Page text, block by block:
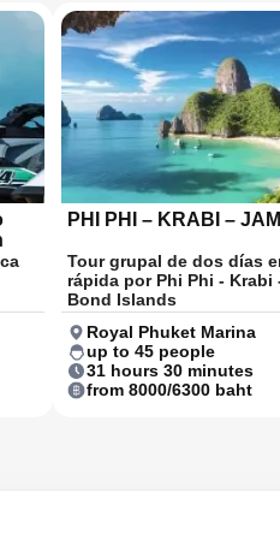
PHI PHI – KRABI –
Tour grupal de dos días
rápida por Phi Phi - Krabi
Bond Islands
Royal Phuket Marina
up to 45 people
31 hours 30 minutes
from 8000/6300 baht